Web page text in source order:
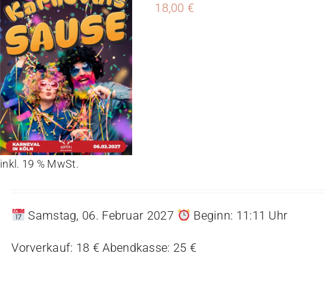
18,00€
inkl. 19 % MwSt.
Samstag, 06. Februar 2027 Beginn: 11:11 Uhr
Vorverkauf: 18 € Abendkasse: 25 €